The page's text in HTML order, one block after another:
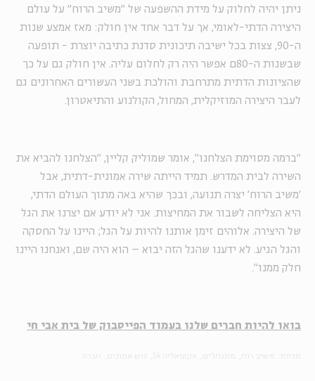
ניתן יהיה לחלוק על מידת ההשפעה של "משיב הרוח" על עולם
היצירה הדתי-לאומי, אך על דבר אחד אין חולק: מאז אמצע שנות
ה-90, צצות בכל ישיבה תיכונית סדנת כתיבה יוצרת - תופעה
שבשנות ה-80ם אפשר היה רק לחלום עליה. אין חולק גם על כך
שהציונות הדתית מתרחבת והולכת בשני העשורים האחרונים גם
לעבר היצירה המוזיקלית, המחול, הקולנוע והתיאטרון.
"ברמה מסוימת הצלחנו", אומר שמוליק קליין, "הצלחנו להביא את
השירה לבית המדרש. תמיד הייתה שירה אמונית-דתית, אבל
'משיב הרוח' יצרה תנועה, ובכך שהיא באה מתוך העולם הדתי,
היא הצליחה לשבור את המחיצות. אני לא יודע אם יצרנו את הגל
של היצירה. אלוהים זימן אותנו להיות על הגל; היינו על החסקה
והגל הגיע. לא ידענו שהגל הזה יבוא – הוא היה שם, ואנחנו היינו
חלק ממנו".
בואו להיות חברים שלנו בעמוד הפייסבוק של בית אבי חי